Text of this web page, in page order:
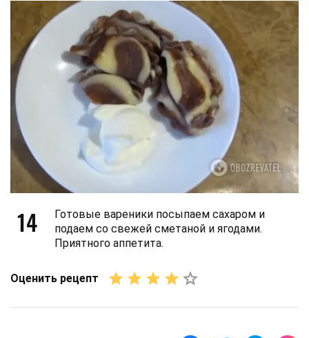
14
Готовые вареники посыпаем сахаром и
подаем со свежей сметаной и ягодами.
Приятного аппетита.
Оценить рецепт